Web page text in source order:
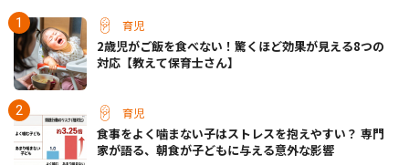
育児
2歳児がご飯を食べない！驚くほど効果が見える8つの
対応【教えて保育士さん】
育児
食事をよく噛まない子はストレスを抱えやすい？ 専門
家が語る、朝食が子どもに与える意外な影響